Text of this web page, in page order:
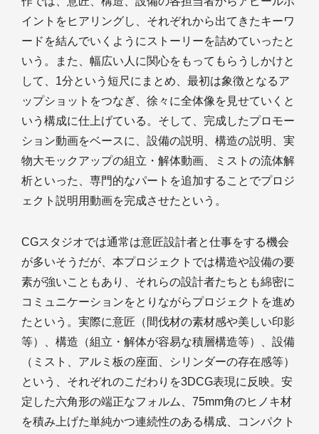
イントをヒアリングし、それぞれから出てきたキーワ
ードを結んでいくようにストーリーを詰めていったと
いう。また、幅広い人に関心をもってもらうしかけと
して、1分という短尺にまとめ、最初は象徴となるア
ップショットをつなぎ、徐々に全体像を見せていくと
いう構成に仕上げている。そして、完成したプロモー
ション動画をベースに、設備の説明、構造の説明、実
物大モックアップの組立・解体動画、ミストの流体解
析といった、専門的なパートを追加することでプロジ
ェクト説明用動画を完成させたという。
CGスタジオでは通常は意匠設計者と仕事をする機会
が多いそうだが、本プロジェクトでは構造や設備の要
素が強いこともあり、それらの設計者たちとも綿密に
コミュニケーションをとりながらプロジェクトを進め
たという。実際に意匠（間伐材の素材感や美しい印影
等）、構造（組立・解体が容易な積層構造等）、設備
（ミスト、アルミ板の座面、シリンダーの存在感等）
という、それぞれのこだわりを3DCG表現に反映。安
定した六角形の端正なフォルム、75mm角のヒノキ材
を積み上げた単純かつ連続性のある構成、コンパクト